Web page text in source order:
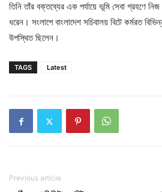
তিনি তাঁর বক্তব্যের এক পর্যায়ে ভূমি সেবা গ্রহণে
ধরেন। সংলাপে বাংলাদেশ সচিবালয় বিটে কর্মরত
উপস্থিত ছিলেন।
TAGS Latest
Previous article